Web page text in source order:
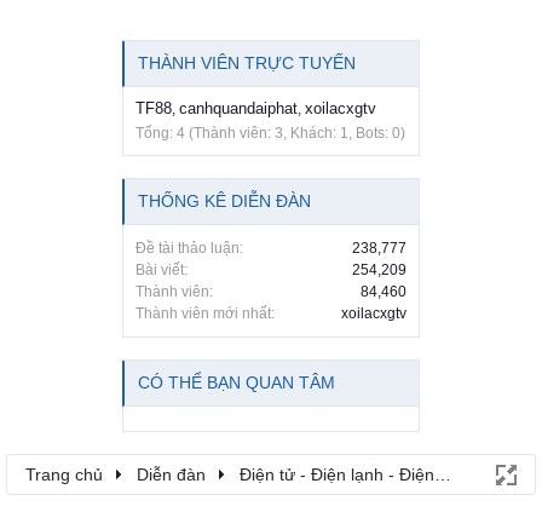
THÀNH VIÊN TRỰC TUYẾN
TF88, canhquandaiphat, xoilacxgtv
Tổng: 4 (Thành viên: 3, Khách: 1, Bots: 0)
THỐNG KÊ DIỄN ĐÀN
Đề tài thảo luận:
238,777
Bài viết:
254,209
Thành viên:
84,460
Thành viên mới nhất:
xoilacxgtv
CÓ THỂ BẠN QUAN TÂM
Trang chủ Diễn đàn Điện tử - Điện lạnh - Điện máy